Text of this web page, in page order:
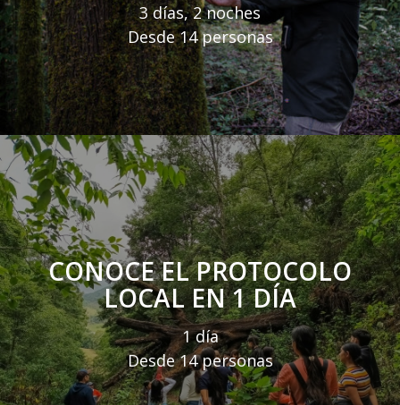
3 días, 2 noches
Desde 14 personas
CONOCE EL PROTOCOLO
LOCAL EN 1 DÍA
1 día
Desde 14 personas